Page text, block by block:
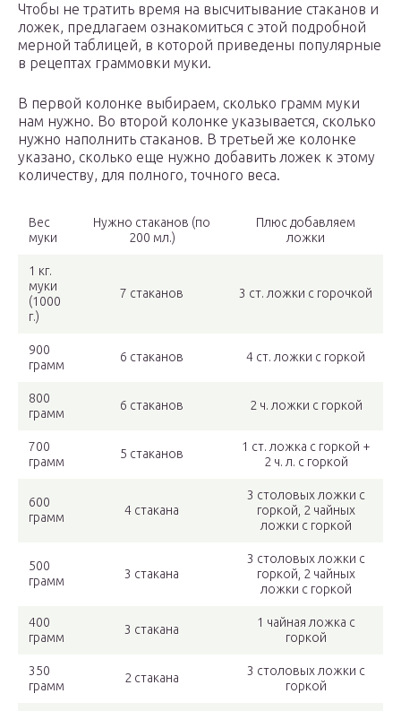
Чтобы не тратить время на высчитывание стаканов и
ложек, предлагаем ознакомиться с этой подробной
мерной таблицей, в которой приведены популярные
в рецептах граммовки муки.
В первой колонке выбираем, сколько грамм муки
нам нужно. Во второй колонке указывается, сколько
нужно наполнить стаканов. В третьей же колонке
указано, сколько еще нужно добавить ложек к этому
количеству, для полного, точного веса.
Вес
муки
Нужно стаканов (по
200 мл.)
Плюс добавляем
ложки
1 кг.
муки
(1000
г.)
7 стаканов 3 ст. ложки с горочкой
900
грамм
6 стаканов 4 ст. ложки с горкой
800
грамм
6 стаканов 2 ч. ложки с горкой
700
грамм
5 стаканов
1 ст. ложка с горкой +
2 ч. л. с горкой
600
грамм
4 стакана
3 столовых ложки с
горкой, 2 чайных
ложки с горкой
500
грамм
3 стакана
3 столовых ложки с
горкой, 2 чайных
ложки с горкой
400
грамм
3 стакана
1 чайная ложка с
горкой
350
грамм
2 стакана
3 столовых ложки с
горкой